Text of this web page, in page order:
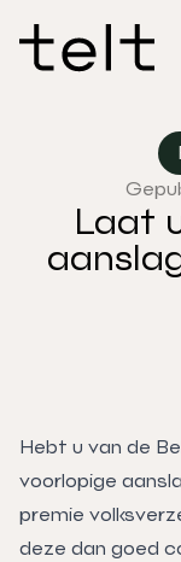
Laat
Hebt u van de
voorlopige
premie
deze dan goed